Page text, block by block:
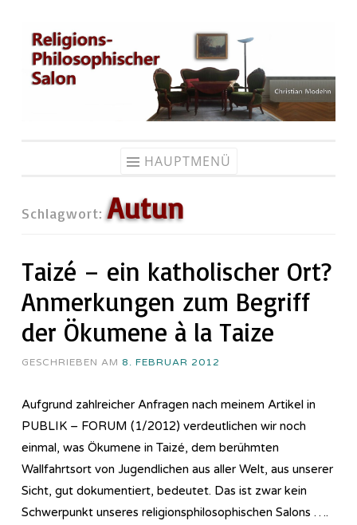
Zum
Inhalt
springen
HAUPTMENÜ
Schlagwort:Autun
Taizé – ein katholischer Ort?
Anmerkungen zum Begriff
der Ökumene à la Taize
GESCHRIEBEN AM 8. FEBRUAR 2012
Aufgrund zahlreicher Anfragen nach meinem Artikel in
PUBLIK – FORUM (1/2012) verdeutlichen wir noch
einmal, was Ökumene in Taizé, dem berühmten
Wallfahrtsort von Jugendlichen aus aller Welt, aus unserer
Sicht, gut dokumentiert, bedeutet. Das ist zwar kein
Schwerpunkt unseres religionsphilosophischen Salons ….